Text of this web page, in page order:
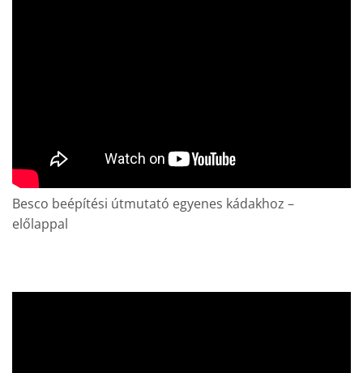
Besco beépítési útmutató egyenes kádakhoz –
előlappal